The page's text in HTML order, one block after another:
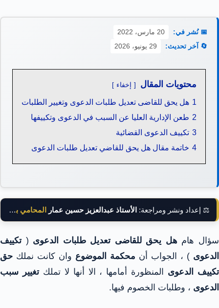
📅 نُشر في:
20 مارس، 2022
🔄 آخر تحديث:
29 يونيو، 2026
محتويات المقال إخفاء
1 هل يحق للقاضى تعديل طلبات الدعوى وتغيير الطلبات
2 طعن الإدارية العليا عن السبب في الدعوى وتكييفها
3 تكييف الدعوى القضائية
4 خاتمة مقال هل يحق للقاضي تعديل طلبات الدعوى
⚖️ إعداد ونشر ومراجعة: الأستاذ عبدالعزيز حسين عمار المحامي بالنقض
سؤال هامهل يحق للقاضى تعديل طلبات الدعوى (تكييف
الدعوى ) ، الجواب أن محكمة الموضوع وان كانت نملك حق
تكييف الدعوى المنظورة أمامها ، الا أنها لا تملكتغيير سبب
الدعوى ، وطلبات الخصوم فيها.